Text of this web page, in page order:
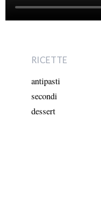
RICETTE
antipasti
secondi
dessert